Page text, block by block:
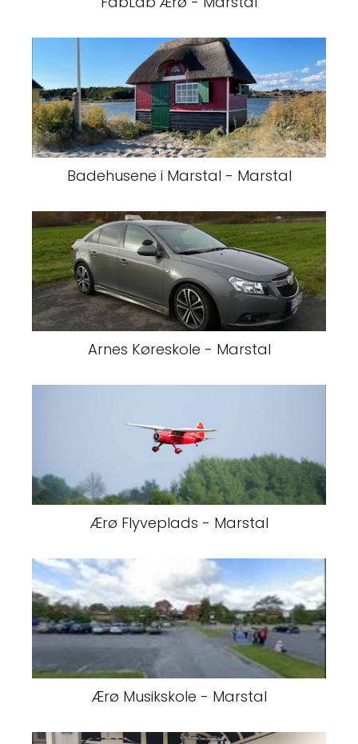
Badehusene i Marstal - Marstal
Arnes Køreskole - Marstal
Ærø Flyveplads - Marstal
Ærø Musikskole - Marstal